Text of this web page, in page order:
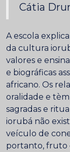
Cátia
A escola
da cultura
valores e
e biográficas
africano. Os
oralidade e
sagradas e
iorubá não
veículo de
portanto, fruto